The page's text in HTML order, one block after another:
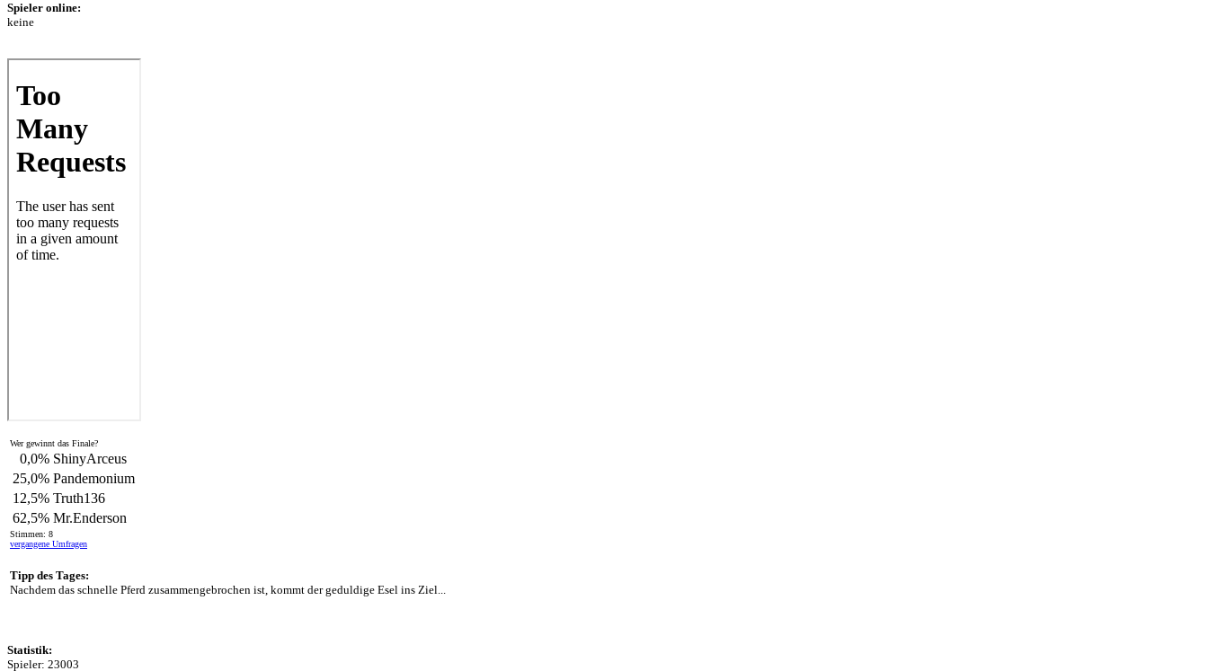
Spieler online:
keine
Wer gewinnt das Finale?
0,0% ShinyArceus
25,0% Pandemonium
12,5% Truth136
62,5% Mr.Enderson
Stimmen: 8
vergangene Umfragen
Tipp des Tages:
Nachdem das schnelle Pferd zusammengebrochen ist, kommt der geduldige Esel ins Ziel...
Statistik:
Spieler: 23003